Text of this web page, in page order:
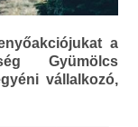
a
Gyümölcs
vállalkozó,